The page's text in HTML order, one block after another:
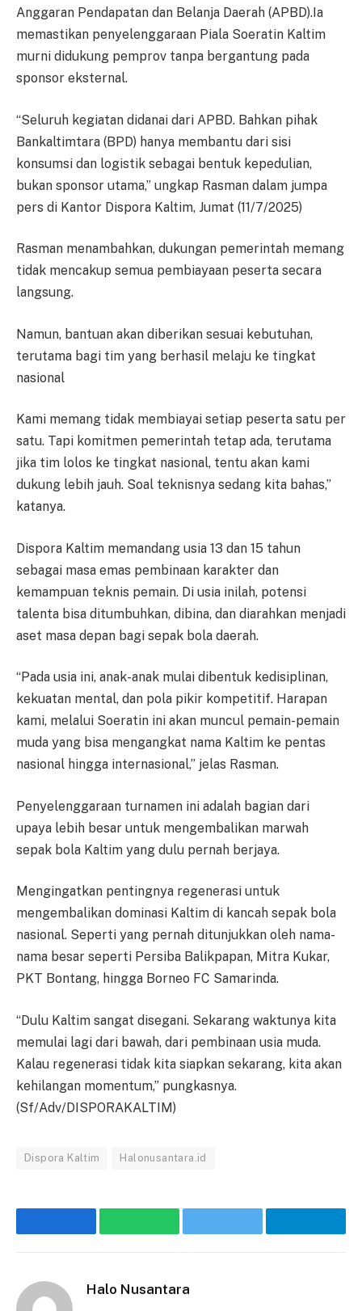
Anggaran Pendapatan dan Belanja Daerah (APBD).Ia
memastikan penyelenggaraan Piala Soeratin Kaltim
murni didukung pemprov tanpa bergantung pada
sponsor eksternal.
“Seluruh kegiatan didanai dari APBD. Bahkan pihak
Bankaltimtara (BPD) hanya membantu dari sisi
konsumsi dan logistik sebagai bentuk kepedulian,
bukan sponsor utama,” ungkap Rasman dalam jumpa
pers di Kantor Dispora Kaltim, Jumat (11/7/2025)
Rasman menambahkan, dukungan pemerintah memang
tidak mencakup semua pembiayaan peserta secara
langsung.
Namun, bantuan akan diberikan sesuai kebutuhan,
terutama bagi tim yang berhasil melaju ke tingkat
nasional
Kami memang tidak membiayai setiap peserta satu per
satu. Tapi komitmen pemerintah tetap ada, terutama
jika tim lolos ke tingkat nasional, tentu akan kami
dukung lebih jauh. Soal teknisnya sedang kita bahas,”
katanya.
Dispora Kaltim memandang usia 13 dan 15 tahun
sebagai masa emas pembinaan karakter dan
kemampuan teknis pemain. Di usia inilah, potensi
talenta bisa ditumbuhkan, dibina, dan diarahkan menjadi
aset masa depan bagi sepak bola daerah.
“Pada usia ini, anak-anak mulai dibentuk kedisiplinan,
kekuatan mental, dan pola pikir kompetitif. Harapan
kami, melalui Soeratin ini akan muncul pemain-pemain
muda yang bisa mengangkat nama Kaltim ke pentas
nasional hingga internasional,” jelas Rasman.
Penyelenggaraan turnamen ini adalah bagian dari
upaya lebih besar untuk mengembalikan marwah
sepak bola Kaltim yang dulu pernah berjaya.
Mengingatkan pentingnya regenerasi untuk
mengembalikan dominasi Kaltim di kancah sepak bola
nasional. Seperti yang pernah ditunjukkan oleh nama-
nama besar seperti Persiba Balikpapan, Mitra Kukar,
PKT Bontang, hingga Borneo FC Samarinda.
“Dulu Kaltim sangat disegani. Sekarang waktunya kita
memulai lagi dari bawah, dari pembinaan usia muda.
Kalau regenerasi tidak kita siapkan sekarang, kita akan
kehilangan momentum,” pungkasnya.
(Sf/Adv/DISPORAKALTIM)
Dispora Kaltim Halonusantara.id
Facebook WhatsApp Twitter
Halo Nusantara